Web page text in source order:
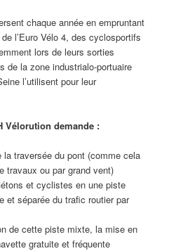
chaque année en empruntant
l’Euro Vélo 4, des cyclosportifs
lors de leurs sorties
de la zone industrialo-portuaire
l’utilisent pour leur
Vélorution demande :
traversée du pont (comme cela
travaux ou par grand vent)
et cyclistes en une piste
et séparée du trafic routier par
de cette piste mixte, la mise en
gratuite et fréquente